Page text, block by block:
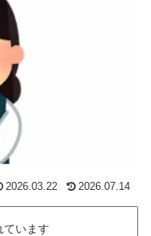
2026.03.22 2026.07.14
ています